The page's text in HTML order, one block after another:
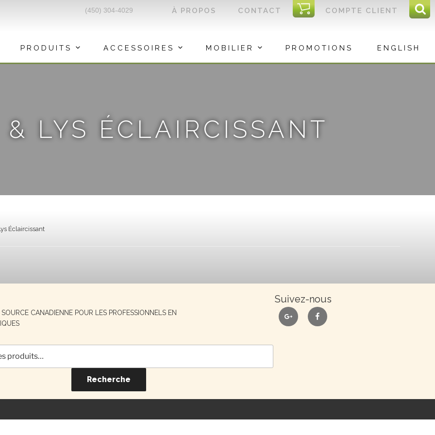
COMPTE CLIENT
I
C
CONTACT
À PROPOS
(450) 304-4029
PRODUITS ACCESSOIRES MOBILIER PROMOTIONS ENGLISH
LYS ÉCLAIRCISSANT
Éclaircissant
SOURCE CANADIENNE POUR LES PROFESSIONNELS EN
Suivez-nous
google facebook
Recherche